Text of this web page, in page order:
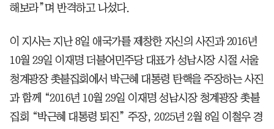
해보라”며 반격하고 나섰다.
이 지사는 지난 8일 애국가를 제창한 자신의 사진과 2016년
10월 29일 이재명 더불어민주당 대표가 성남시장 시절 서울
청계광장 촛불집회에서 박근혜 대통령 탄핵을 주장하는 사진
과 함께 “2016년 10월 29일 이재명 성남시장 청계광장 촛불
집회 “박근혜 대통령 퇴진” 주장, 2025년 2월 8일 이철우 경